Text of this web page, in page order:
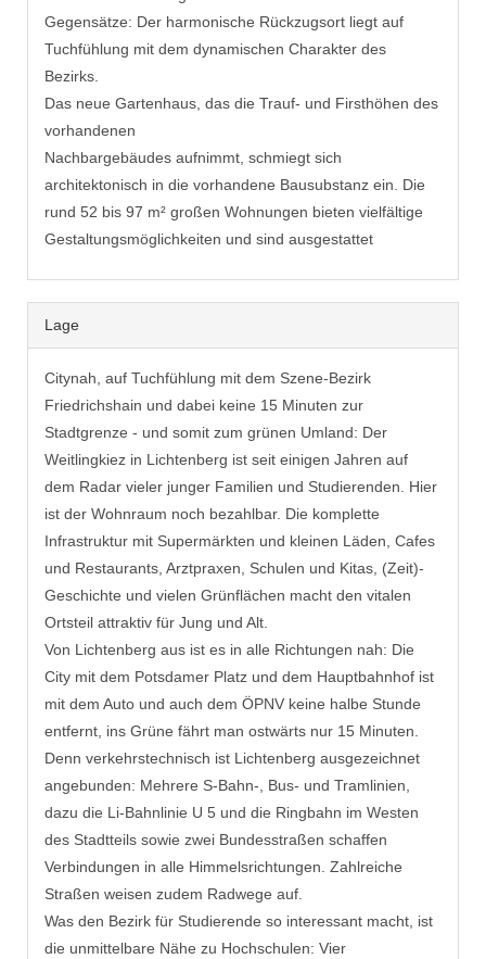
Gegensätze: Der harmonische Rückzugsort liegt auf
Tuchfühlung mit dem dynamischen Charakter des
Bezirks.
Das neue Gartenhaus, das die Trauf- und Firsthöhen des
vorhandenen
Nachbargebäudes aufnimmt, schmiegt sich
architektonisch in die vorhandene Bausubstanz ein. Die
rund 52 bis 97 m² großen Wohnungen bieten vielfältige
Gestaltungsmöglichkeiten und sind ausgestattet
Lage
Citynah, auf Tuchfühlung mit dem Szene-Bezirk
Friedrichshain und dabei keine 15 Minuten zur
Stadtgrenze - und somit zum grünen Umland: Der
Weitlingkiez in Lichtenberg ist seit einigen Jahren auf
dem Radar vieler junger Familien und Studierenden. Hier
ist der Wohnraum noch bezahlbar. Die komplette
Infrastruktur mit Supermärkten und kleinen Läden, Cafes
und Restaurants, Arztpraxen, Schulen und Kitas, (Zeit)-
Geschichte und vielen Grünflächen macht den vitalen
Ortsteil attraktiv für Jung und Alt.
Von Lichtenberg aus ist es in alle Richtungen nah: Die
City mit dem Potsdamer Platz und dem Hauptbahnhof ist
mit dem Auto und auch dem ÖPNV keine halbe Stunde
entfernt, ins Grüne fährt man ostwärts nur 15 Minuten.
Denn verkehrstechnisch ist Lichtenberg ausgezeichnet
angebunden: Mehrere S-Bahn-, Bus- und Tramlinien,
dazu die Li-Bahnlinie U 5 und die Ringbahn im Westen
des Stadtteils sowie zwei Bundesstraßen schaffen
Verbindungen in alle Himmelsrichtungen. Zahlreiche
Straßen weisen zudem Radwege auf.
Was den Bezirk für Studierende so interessant macht, ist
die unmittelbare Nähe zu Hochschulen: Vier